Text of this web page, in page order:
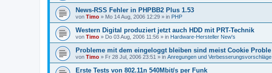
News-RSS Fehler in PHPBB2 Plus 1.53
von Timo » Mo 14 Aug, 2006 12:29 » in PHP
Western Digital produziert jetzt auch HDD mit PRT-Technik
von Timo » Do 03 Aug, 2006 11:56 » in Hardware-Hersteller New's
Probleme mit dem eingeloggt bleiben sind meist Cookie Proble
von Timo » Fr 28 Jul, 2006 23:51 » in Anregungen und Verbesserungsvorschläge
Erste Tests von 802.11n 540Mbit/s per Funk